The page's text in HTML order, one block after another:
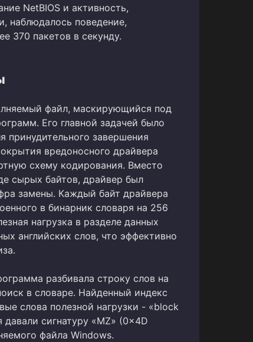
NetBIOS и активность,
наблюдалось поведение,
370 пакетов в секунду.
файл, маскирующийся под
Его главной задачей было
принудительного завершения
вредоносного драйвера
схему кодирования. Вместо
сырых байтов, драйвер был
замены. Каждый байт драйвера
в бинарник словаря на 256
нагрузка в разделе данных
английских слов, что эффективно
разбивала строку слов на
в словаре. Найденный индекс
слова полезной нагрузки - «block
сигнатуру «MZ» (0x4D
файла Windows.